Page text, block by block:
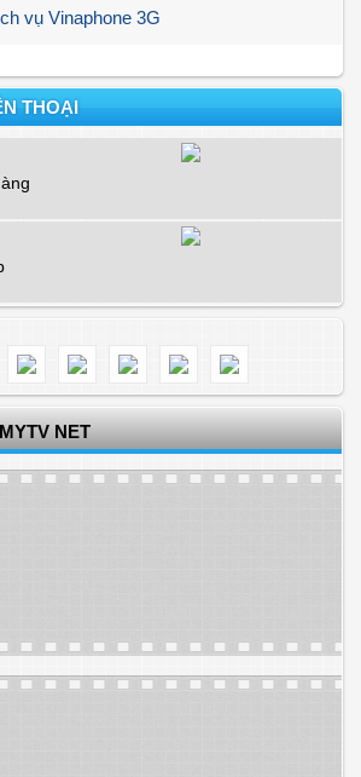
vụ Vinaphone 3G
THOẠI
NET